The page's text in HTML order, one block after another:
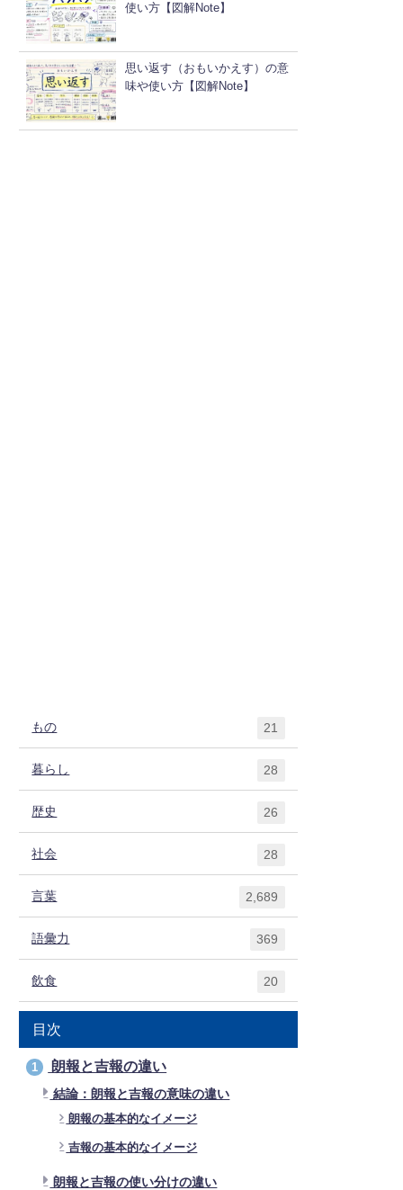
使い方【図解Note】
思い返す（おもいかえす）の意
味や使い方【図解Note】
もの 21
暮らし 28
歴史 26
社会 28
言葉 2,689
語彙力 369
飲食 20
目次
1 朗報と吉報の違い
結論：朗報と吉報の意味の違い
朗報の基本的なイメージ
吉報の基本的なイメージ
朗報と吉報の使い分けの違い